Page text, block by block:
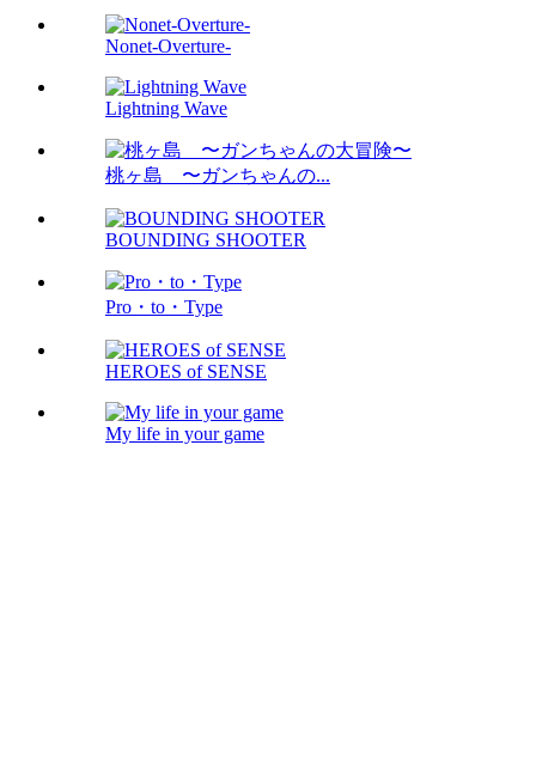
Nonet-Overture-
Lightning Wave
桃ヶ島 〜ガンちゃんの...
BOUNDING SHOOTER
Pro・to・Type
HEROES of SENSE
My life in your game